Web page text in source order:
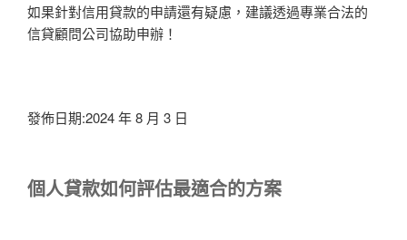
如果針對信用貸款的申請還有疑慮，建議透過專業合法的
信貸顧問公司協助申辦！
發佈日期:2024 年 8 月 3 日
個人貸款如何評估最適合的方案